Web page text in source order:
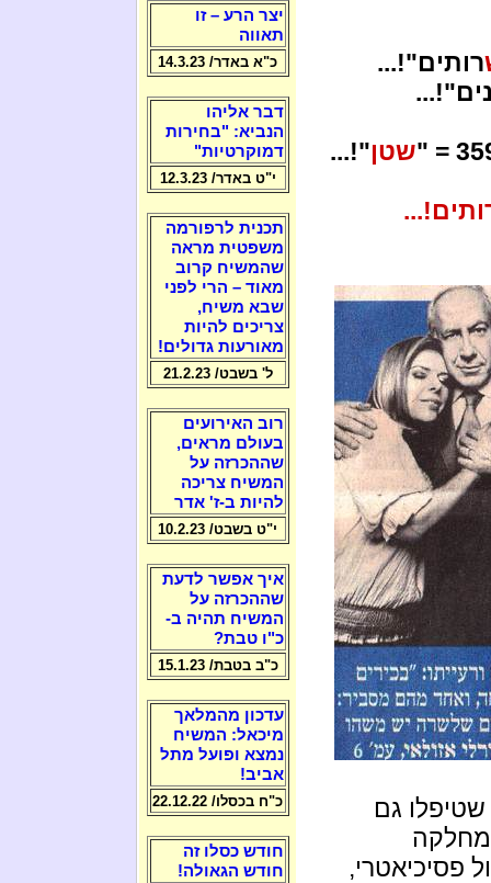
רותים"!...
שטן"!...
גם
פסיכיאטרי,
יצר הרע – זו
תאווה
כ"א באדר/ 14.3.23
דבר אליהו
הנביא: "בחירות
דמוקרטיות"
י"ט באדר/ 12.3.23
תכנית לרפורמה
משפטית מראה
שהמשיח קרוב
מאוד – הרי לפני
שבא משיח,
צריכים להיות
מאורעות גדולים!
ל' בשבט/ 21.2.23
רוב האירועים
בעולם מראים,
שההכרזה על
המשיח צריכה
להיות ב-ז' אדר
י"ט בשבט/ 10.2.23
איך אפשר לדעת
שההכרזה על
המשיח תהיה ב-
כ"ו טבת?
כ"ב בטבת/ 15.1.23
עדכון מהמלאך
מיכאל: המשיח
נמצא ופועל מתל
אביב!
כ"ח בכסלו/ 22.12.22
חודש כסלו זה
חודש הגאולה!